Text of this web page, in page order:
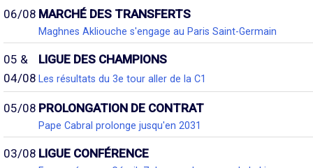
06/08 MARCHÉ DES TRANSFERTS
Maghnes Akliouche s'engage au Paris Saint-Germain
05 &
04/08
LIGUE DES CHAMPIONS
Les résultats du 3e tour aller de la C1
05/08 PROLONGATION DE CONTRAT
Pape Cabral prolonge jusqu'en 2031
03/08 LIGUE CONFÉRENCE